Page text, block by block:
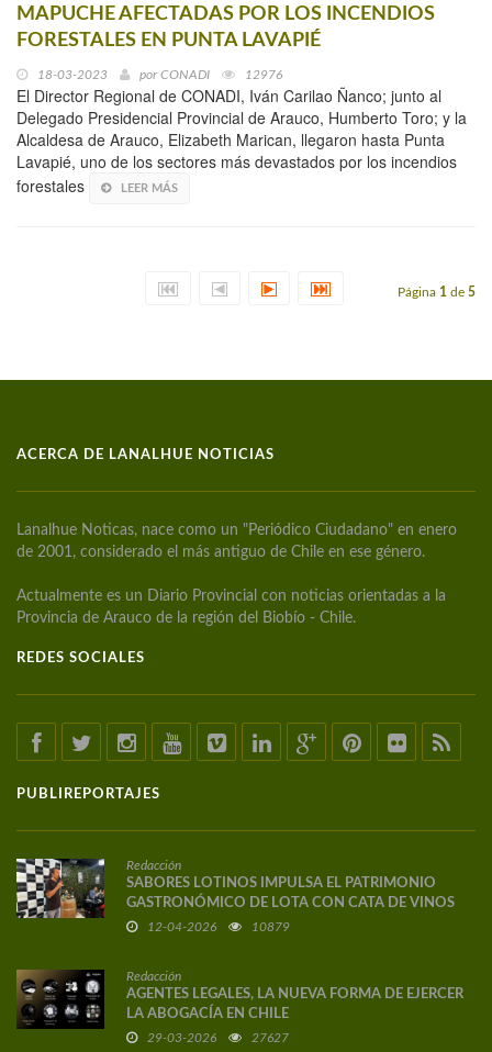
MAPUCHE AFECTADAS POR LOS INCENDIOS
FORESTALES EN PUNTA LAVAPIÉ
18-03-2023 por CONADI 12976
El Director Regional de CONADI, Iván Carilao Ñanco; junto al
Delegado Presidencial Provincial de Arauco, Humberto Toro; y la
Alcaldesa de Arauco, Elizabeth Marican, llegaron hasta Punta
Lavapié, uno de los sectores más devastados por los incendios
forestales
LEER MÁS
Página 1 de 5
ACERCA DE LANALHUE NOTICIAS
Lanalhue Noticas, nace como un "Periódico Ciudadano" en enero
de 2001, considerado el más antiguo de Chile en ese género.
Actualmente es un Diario Provincial con noticias orientadas a la
Provincia de Arauco de la región del Biobío - Chile.
REDES SOCIALES
PUBLIREPORTAJES
Redacción
SABORES LOTINOS IMPULSA EL PATRIMONIO
GASTRONÓMICO DE LOTA CON CATA DE VINOS
DE AUTOR
12-04-2026 10879
Redacción
AGENTES LEGALES, LA NUEVA FORMA DE EJERCER
LA ABOGACÍA EN CHILE
29-03-2026 27627